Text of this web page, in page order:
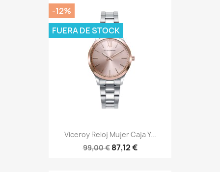
Viceroy Reloj Mujer Caja Y...
99,00 € 87,12 €
-12%
FUERA DE STOCK